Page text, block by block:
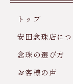
トップ
安田念珠店につ
念珠の選び方
お客様の声